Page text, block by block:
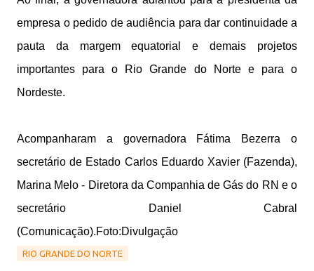
empresa o pedido de audiência para dar continuidade a
pauta da margem equatorial e demais projetos
importantes para o Rio Grande do Norte e para o
Nordeste.
Acompanharam a governadora Fátima Bezerra o
secretário de Estado Carlos Eduardo Xavier (Fazenda),
Marina Melo - Diretora da Companhia de Gás do RN e o
secretário Daniel Cabral
(Comunicação).Foto:Divulgação
RIO GRANDE DO NORTE